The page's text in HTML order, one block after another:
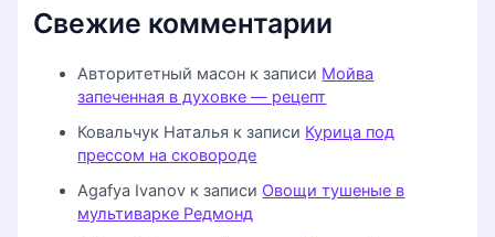
Свежие комментарии
Авторитетный масон к записи Мойва
запеченная в духовке — рецепт
Ковальчук Наталья к записи Курица под
прессом на сковороде
Agafya Ivanov к записи Овощи тушеные в
мультиварке Редмонд